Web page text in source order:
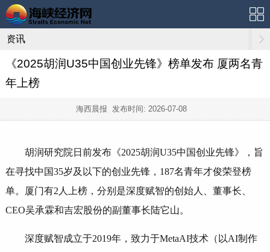
资讯
《2025胡润U35中国创业先锋》榜单发布 厦两名青
年上榜
海西晨报 发布时间: 2026-07-08
胡润研究院日前发布《2025胡润U35中国创业先锋》，旨
在寻找中国35岁及以下的创业先锋，187名青年才俊荣登榜
单。厦门有2人上榜，分别是深度赋智的创始人、董事长、
CEO吴承霖和吉宏股份的副董事长陆它山。
深度赋智成立于2019年，致力于MetaAI技术（以AI制作